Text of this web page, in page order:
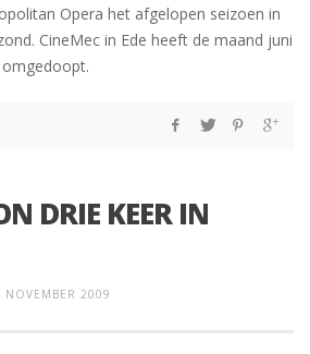
Opera het afgelopen seizoen in
CineMec in Ede heeft de maand juni
omgedoopt.
DRIE KEER IN
NOVEMBER 2009